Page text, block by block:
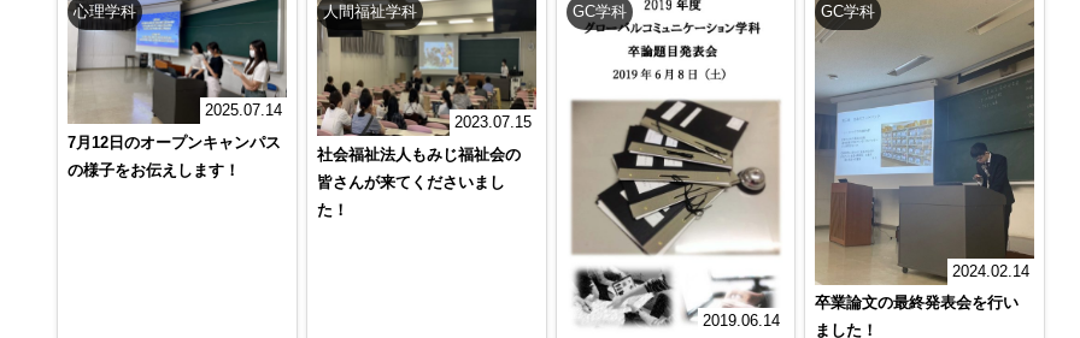
心理学科
2025.07.14
7月12日のオープンキャンパス
の様子をお伝えします！
人間福祉学科
2023.07.15
社会福祉法人もみじ福祉会の
皆さんが来てくださいまし
た！
GC学科
2019.06.14
GC学科
2024.02.14
卒業論文の最終発表会を行い
ました！